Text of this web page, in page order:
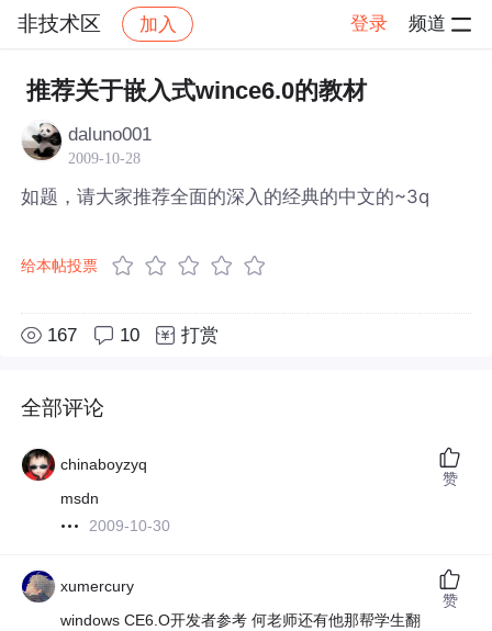
非技术区 加入 登录 频道
社区 非技术区 帖子详情
推荐关于嵌入式wince6.0的教材
daluno001
2009-10-28
如题，请大家推荐全面的深入的经典的中文的~3q
给本帖投票
167 10 打赏
全部评论
chinaboyzyq
msdn
2009-10-30
赞
xumercury
windows CE6.O开发者参考 何老师还有他那帮学生翻
赞